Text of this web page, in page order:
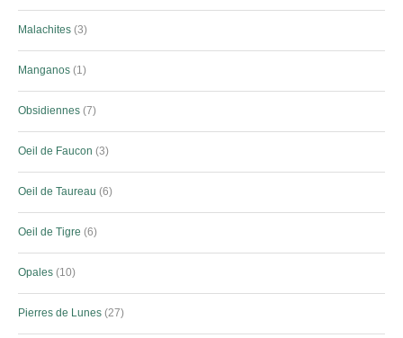
Malachites 3
Manganos 1
Obsidiennes 7
Oeil de Faucon 3
Oeil de Taureau 6
Oeil de Tigre 6
Opales 10
Pierres de Lunes 27